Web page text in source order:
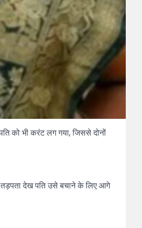
को भी करंट लग गया, जिससे दोनों
देख पति उसे बचाने के लिए आगे